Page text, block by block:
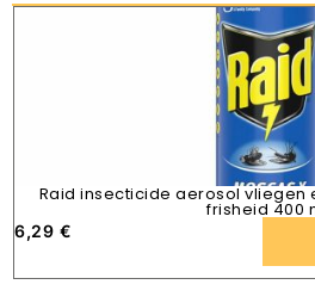
Raid insecticide aerosol vliegen
frisheid 400
6,29 €